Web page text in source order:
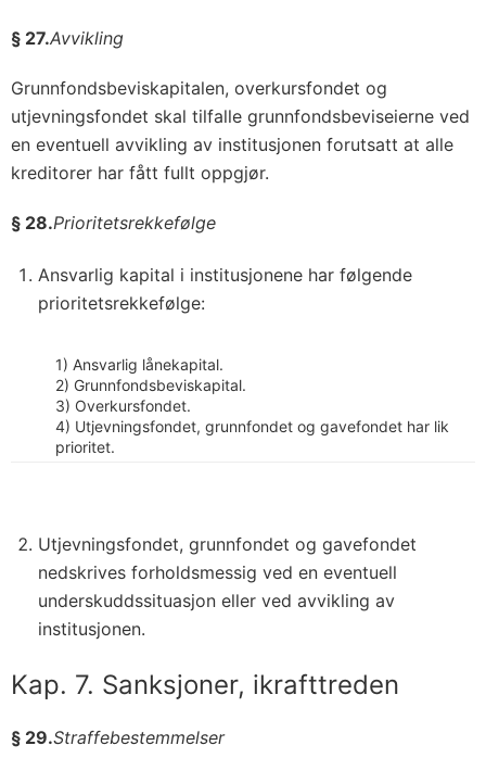
§ 27.Avvikling
Grunnfondsbeviskapitalen, overkursfondet og
utjevningsfondet skal tilfalle grunnfondsbeviseierne ved
en eventuell avvikling av institusjonen forutsatt at alle
kreditorer har fått fullt oppgjør.
§ 28.Prioritetsrekkefølge
Ansvarlig kapital i institusjonene har følgende
prioritetsrekkefølge:
1) Ansvarlig lånekapital.
2) Grunnfondsbeviskapital.
3) Overkursfondet.
4) Utjevningsfondet, grunnfondet og gavefondet har lik
prioritet.
Utjevningsfondet, grunnfondet og gavefondet
nedskrives forholdsmessig ved en eventuell
underskuddssituasjon eller ved avvikling av
institusjonen.
Kap. 7. Sanksjoner, ikrafttreden
§ 29.Straffebestemmelser